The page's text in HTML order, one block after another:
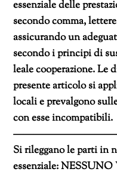
essenziale delle
secondo comma,
assicurando un
secondo i principi di
leale cooperazione. Le
presente articolo si
locali e prevalgono
con esse incompatibili.
Si rileggano le parti in
essenziale: